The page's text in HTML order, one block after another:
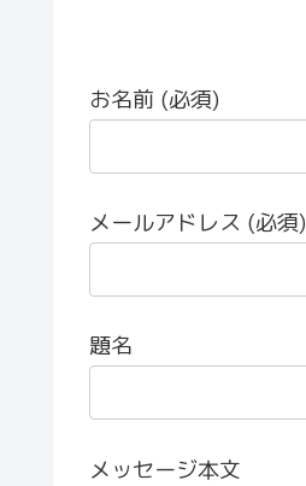
お名前 (必須)
メールアドレス (必須)
題名
メッセージ本文